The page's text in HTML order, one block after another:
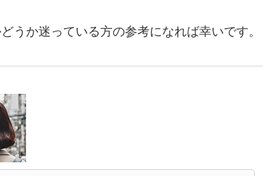
うか迷っている方の参考になれば幸いです。